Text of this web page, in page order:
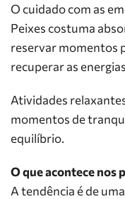
O cuidado com as
Peixes costuma
reservar momentos
recuperar as
Atividades
momentos de
equilíbrio.
O que acontece nos
A tendência é de